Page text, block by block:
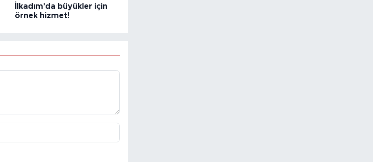
İlkadım'da büyükler için
örnek hizmet!